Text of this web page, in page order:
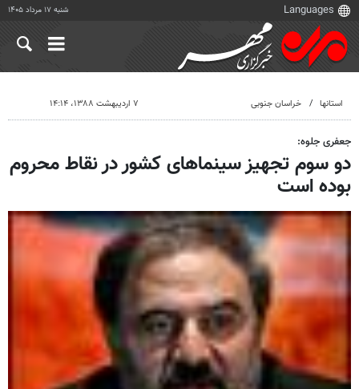
شنبه ۱۷ مرداد ۱۴۰۵
استانها خراسان جنوبی ۷ اردیبهشت ۱۳۸۸، ۱۴:۱۴
جعفری جلوه:
دو سوم تجهیز سینماهای کشور در نقاط محروم
بوده است